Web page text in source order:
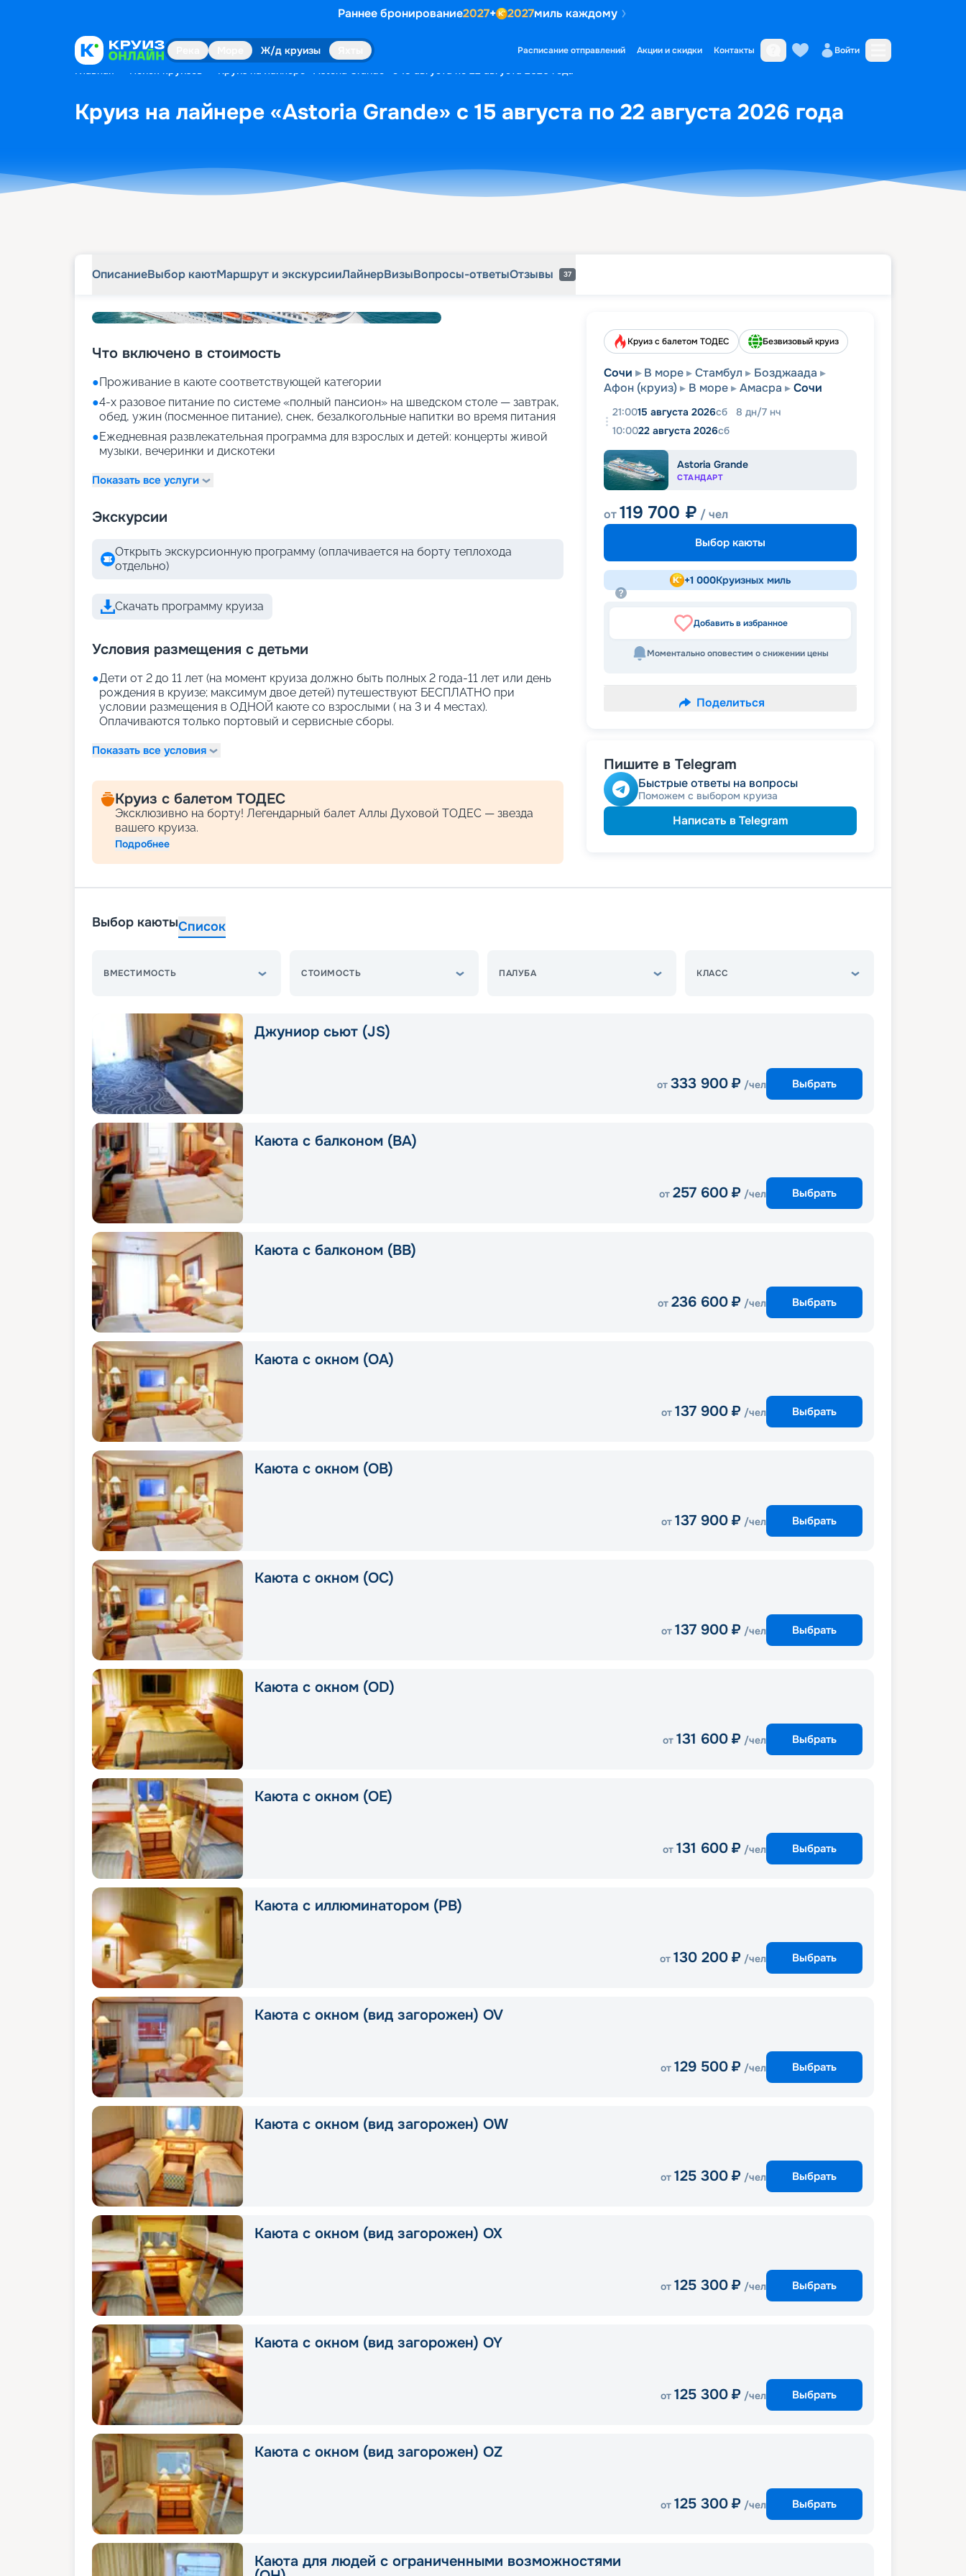
Раннее бронирование2027+ 2027миль каждому
Ж/д круизы Расписание отправлений Акции и скидки Контакты Войти
Главная Поиск круизов Круиз на лайнере «Astoria Grande» с 15 августа по 22 августа 2026 года
Круиз на лайнере «Astoria Grande» с 15 августа по 22 августа 2026 года
ОписаниеВыбор каютМаршрут и экскурсииЛайнерВизыВопросы-ответыОтзывы 37
Что включено в стоимость
●Проживание в каюте соответствующей категории
●4-х разовое питание по системе «полный пансион» на шведском столе — завтрак,
обед, ужин (посменное питание), снек, безалкогольные напитки во время питания
●Ежедневная развлекательная программа для взрослых и детей: концерты живой
музыки, вечеринки и дискотеки
Показать все услуги
Экскурсии
Открыть экскурсионную программу (оплачивается на борту теплохода
отдельно)
Скачать программу круиза
Условия размещения с детьми
●Дети от 2 до 11 лет (на момент круиза должно быть полных 2 года-11 лет или день
рождения в круизе; максимум двое детей) путешествуют БЕСПЛАТНО при
условии размещения в ОДНОЙ каюте со взрослыми ( на 3 и 4 местах).
Оплачиваются только портовый и сервисные сборы.
Показать все условия
Круиз с балетом ТОДЕС
Эксклюзивно на борту! Легендарный балет Аллы Духовой ТОДЕС — звезда
вашего круиза.
Подробнее
Круиз с балетом ТОДЕС Безвизовый круиз
Сочи В море Стамбул
Бозджаада
Афон (круиз)
В море Амасра Сочи
21:0015 августа 2026сб 8 дн/7 нч
10:0022 августа 2026сб
Astoria Grande
СТАНДАРТ
от119 700 ₽ / чел
Выбор каюты
+1 000Круизных миль
Добавить в избранное
Моментально оповестим о снижении цены
Поделиться
Пишите в Telegram
Быстрые ответы на вопросы
Поможем с выбором круиза
Написать в Telegram
Выбор каютыСписок
ВМЕСТИМОСТЬ СТОИМОСТЬ ПАЛУБА КЛАСС
Джуниор сьют (JS)
от 333 900 ₽ /чел Выбрать
Каюта с балконом (BA)
от 257 600 ₽ /чел Выбрать
Каюта с балконом (BB)
от 236 600 ₽ /чел Выбрать
Каюта с окном (OA)
от 137 900 ₽ /чел Выбрать
Каюта с окном (OB)
от 137 900 ₽ /чел Выбрать
Каюта с окном (OC)
от 137 900 ₽ /чел Выбрать
Каюта с окном (OD)
от 131 600 ₽ /чел Выбрать
Каюта с окном (OE)
от 131 600 ₽ /чел Выбрать
Каюта с иллюминатором (PB)
от 130 200 ₽ /чел Выбрать
Каюта с окном (вид загорожен) OV
от 129 500 ₽ /чел Выбрать
Каюта с окном (вид загорожен) OW
от 125 300 ₽ /чел Выбрать
Каюта с окном (вид загорожен) OX
от 125 300 ₽ /чел Выбрать
Каюта с окном (вид загорожен) OY
от 125 300 ₽ /чел Выбрать
Каюта с окном (вид загорожен) OZ
от 125 300 ₽ /чел Выбрать
Каюта для людей с ограниченными возможностями